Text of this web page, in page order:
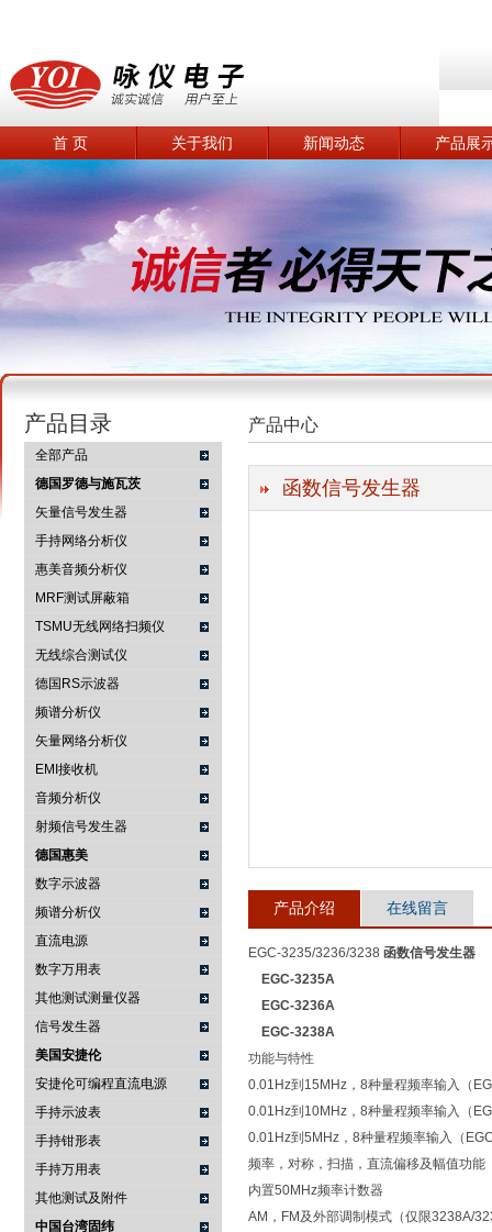
首 页 关于我们 新闻动态 产品展
产品目录
全部产品
德国罗德与施瓦茨
矢量信号发生器
手持网络分析仪
惠美音频分析仪
MRF测试屏蔽箱
TSMU无线网络扫频仪
无线综合测试仪
德国RS示波器
频谱分析仪
矢量网络分析仪
EMI接收机
音频分析仪
射频信号发生器
德国惠美
数字示波器
频谱分析仪
直流电源
数字万用表
其他测试测量仪器
信号发生器
美国安捷伦
安捷伦可编程直流电源
手持示波表
手持钳形表
手持万用表
其他测试及附件
中国台湾固纬
产品中心
函数信号发生器
产品介绍 在线留言
EGC-3235/3236/3238 函数信号发生器
EGC-3235A
EGC-3236A
EGC-3238A
功能与特性
0.01Hz到15MHz，8种量程频率输入（
0.01Hz到10MHz，8种量程频率输入（
0.01Hz到5MHz，8种量程频率输入（
频率，对称，扫描，直流偏移及幅值功能
内置50MHz频率计数器
AM，FM及外部调制模式（仅限3238A/